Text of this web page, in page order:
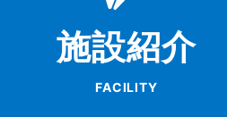
施設紹介
FACILITY